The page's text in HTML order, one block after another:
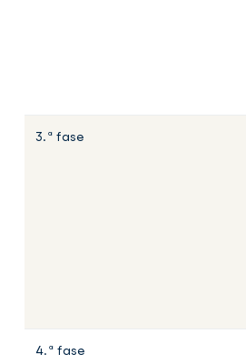
3.ª fase
4.ª fase